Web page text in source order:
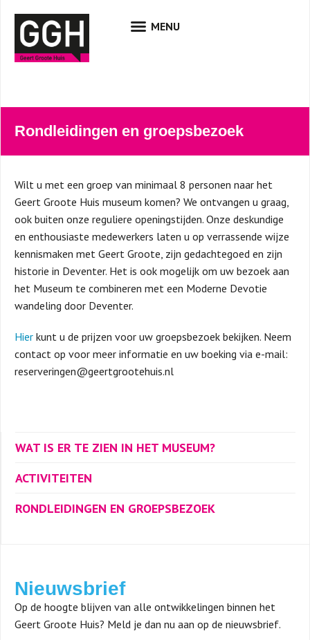
Rondleidingen en groepsbezoek
Wilt u met een groep van minimaal 8 personen naar het
Geert Groote Huis museum komen? We ontvangen u graag,
ook buiten onze reguliere openingstijden. Onze deskundige
en enthousiaste medewerkers laten u op verrassende wijze
kennismaken met Geert Groote, zijn gedachtegoed en zijn
historie in Deventer. Het is ook mogelijk om uw bezoek aan
het Museum te combineren met een Moderne Devotie
wandeling door Deventer.
Hier kunt u de prijzen voor uw groepsbezoek bekijken. Neem
contact op voor meer informatie en uw boeking via e-mail:
reserveringen@geertgrootehuis.nl
WAT IS ER TE ZIEN IN HET MUSEUM?
ACTIVITEITEN
RONDLEIDINGEN EN GROEPSBEZOEK
Nieuwsbrief
Op de hoogte blijven van alle ontwikkelingen binnen het
Geert Groote Huis? Meld je dan nu aan op de nieuwsbrief.